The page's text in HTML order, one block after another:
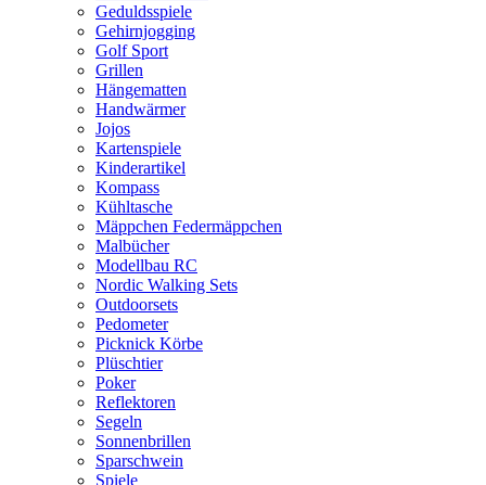
Geduldsspiele
Gehirnjogging
Golf Sport
Grillen
Hängematten
Handwärmer
Jojos
Kartenspiele
Kinderartikel
Kompass
Kühltasche
Mäppchen Federmäppchen
Malbücher
Modellbau RC
Nordic Walking Sets
Outdoorsets
Pedometer
Picknick Körbe
Plüschtier
Poker
Reflektoren
Segeln
Sonnenbrillen
Sparschwein
Spiele